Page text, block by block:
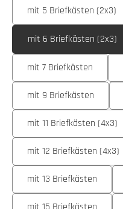
mit 5 Briefkästen (2x3)
mit 6 Briefkästen (2x3)
mit 7 Briefkästen
mit 9 Briefkästen
mit 11 Briefkästen (4x3)
mit 12 Briefkästen (4x3)
mit 13 Briefkästen